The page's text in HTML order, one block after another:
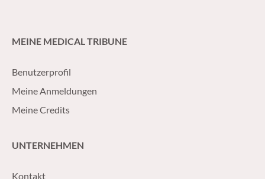
MEINE MEDICAL TRIBUNE
Benutzerprofil
Meine Anmeldungen
Meine Credits
UNTERNEHMEN
Kontakt